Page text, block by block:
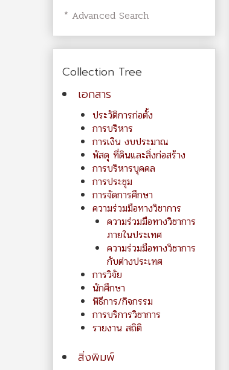
* Advanced Search
Collection Tree
เอกสาร
ประวัติการก่อตั้ง
การบริหาร
การเงิน งบประมาณ
พัสดุ ที่ดินและสิ่งก่อสร้าง
การบริหารบุคคล
การประชุม
การจัดการศึกษา
ความร่วมมือทางวิชาการ
ความร่วมมือทางวิชาการ
ภายในประเทศ
ความร่วมมือทางวิชาการ
กับต่างประเทศ
การวิจัย
นักศึกษา
พิธีการ/กิจกรรม
การบริการวิชาการ
รายงาน สถิติ
สิ่งพิมพ์